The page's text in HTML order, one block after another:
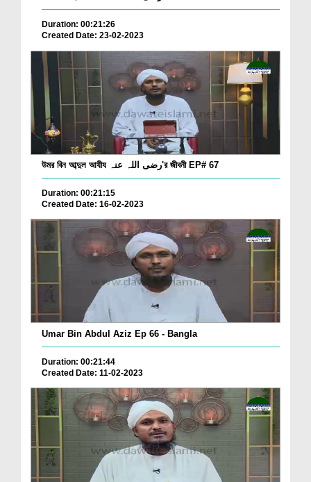
Duration: 00:21:26
Created Date: 23-02-2023
উমর বিন আব্দুল আযীয رضی اللہ عنہ'র জীবনী EP# 67
Duration: 00:21:15
Created Date: 16-02-2023
Umar Bin Abdul Aziz Ep 66 - Bangla
Duration: 00:21:44
Created Date: 11-02-2023